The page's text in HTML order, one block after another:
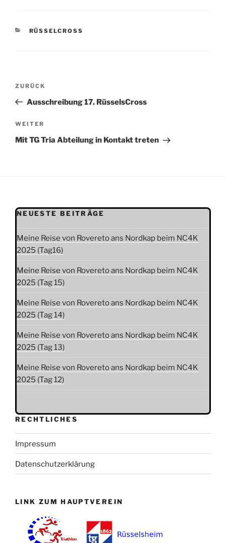
KATEGORIEN
RÜSSELCROSS
Beitragsnavigation
Vorheriger
Beitrag
ZURÜCK
Ausschreibung 17. RüsselsCross
Nächster
Beitrag
WEITER
Mit TG Tria Abteilung in Kontakt treten
NEUESTE BEITRÄGE
Meine Reise von Rovereto ans Nordkap beim NC4K
2025 (Tag16)
Meine Reise von Rovereto ans Nordkap beim NC4K
2025 (Tag 15)
Meine Reise von Rovereto ans Nordkap beim NC4K
2025 (Tag 14)
Meine Reise von Rovereto ans Nordkap beim NC4K
2025 (Tag 13)
Meine Reise von Rovereto ans Nordkap beim NC4K
2025 (Tag 12)
RECHTLICHES
Impressum
Datenschutzerklärung
LINK ZUM HAUPTVEREIN